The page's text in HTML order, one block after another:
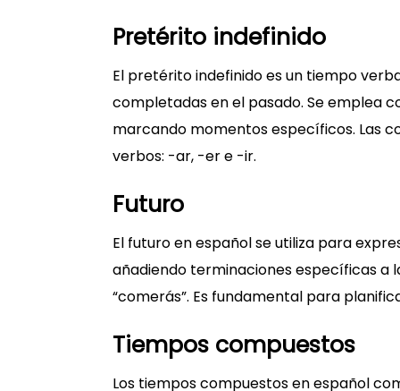
Pretérito indefinido
El pretérito indefinido es un tiempo
completadas en el pasado. Se emplea
marcando momentos específicos. Las
verbos: -ar, -er e -ir.
Futuro
El futuro en español se utiliza para
añadiendo terminaciones específicas a
“comerás”. Es fundamental para
Tiempos compuestos
Los tiempos compuestos en español